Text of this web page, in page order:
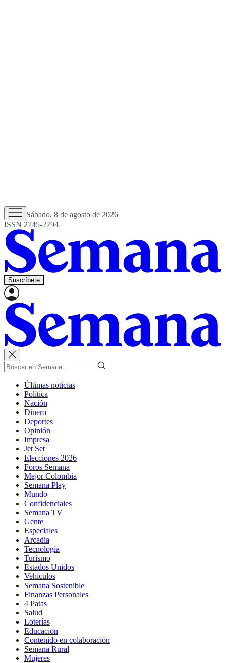
Sábado, 8 de agosto de 2026
ISSN 2745-2794
Suscríbete
Últimas noticias
Política
Nación
Dinero
Deportes
Opinión
Impresa
Jet Set
Elecciones 2026
Foros Semana
Mejor Colombia
Semana Play
Mundo
Confidenciales
Semana TV
Gente
Especiales
Arcadia
Tecnología
Turismo
Estados Unidos
Vehículos
Semana Sostenible
Finanzas Personales
4 Patas
Salud
Loterías
Educación
Contenido en colaboración
Semana Rural
Mujeres